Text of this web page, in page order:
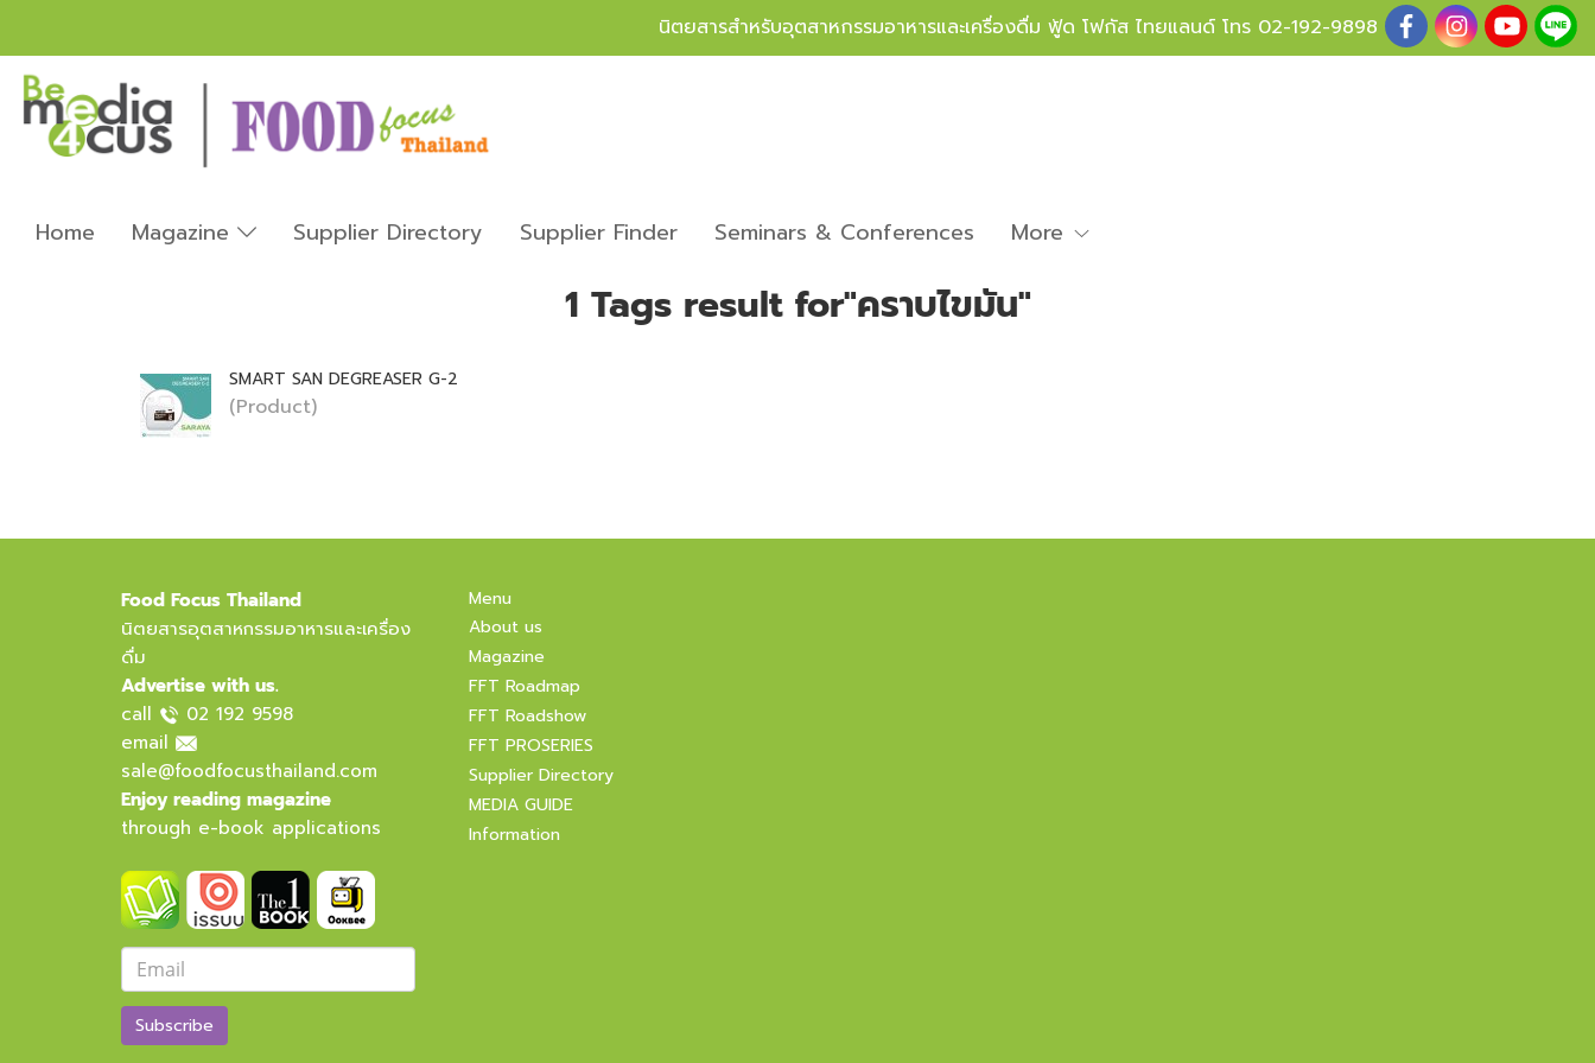
นิตยสารสำหรับอุตสาหกรรมอาหารและเครื่องดื่ม ฟู้ด โฟกัส ไทยแลนด์ โทร 02-192-9898
Home Magazine Supplier Directory Supplier Finder Seminars & Conferences More
1 Tags result for"คราบไขมัน"
SMART SAN DEGREASER G-2
(Product)
Food Focus Thailand
นิตยสารอุตสาหกรรมอาหารและเครื่อง
ดื่ม
Advertise with us.
call
02 192 9598
email
sale@foodfocusthailand.com
Enjoy reading magazine
through e-book applications
Subscribe
Menu
About us
Magazine
FFT Roadmap
FFT Roadshow
FFT PROSERIES
Supplier Directory
MEDIA GUIDE
Information